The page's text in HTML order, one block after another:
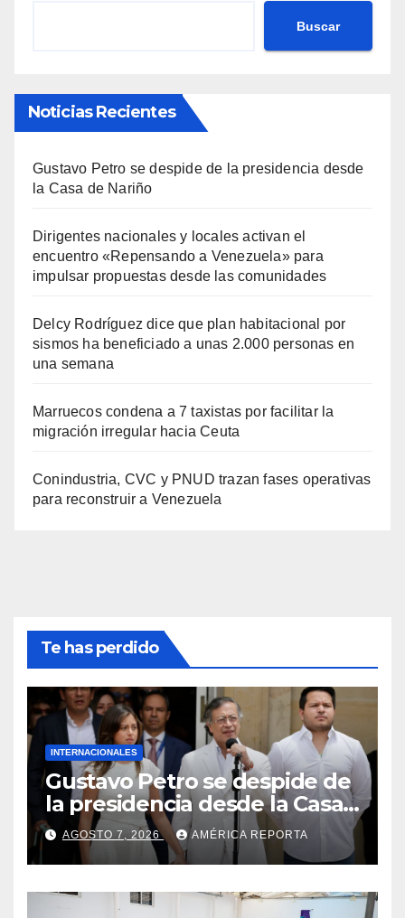
Buscar
Noticias Recientes
Gustavo Petro se despide de la presidencia desde
la Casa de Nariño
Dirigentes nacionales y locales activan el
encuentro «Repensando a Venezuela» para
impulsar propuestas desde las comunidades
Delcy Rodríguez dice que plan habitacional por
sismos ha beneficiado a unas 2.000 personas en
una semana
Marruecos condena a 7 taxistas por facilitar la
migración irregular hacia Ceuta
Conindustria, CVC y PNUD trazan fases operativas
para reconstruir a Venezuela
Te has perdido
INTERNACIONALES
Gustavo Petro se despide de
la presidencia desde la Casa
de Nariño
AGOSTO 7, 2026 AMÉRICA REPORTA